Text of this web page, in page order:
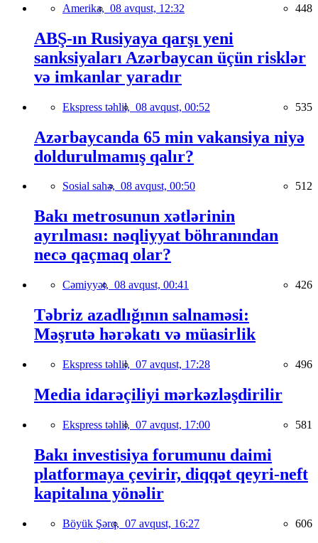
Amerika, 08 avqust, 12:32 448
ABŞ-ın Rusiyaya qarşı yeni
sanksiyaları Azərbaycan üçün risklər
və imkanlar yaradır
Ekspress təhlil, 08 avqust, 00:52 535
Azərbaycanda 65 min vakansiya niyə
doldurulmamış qalır?
Sosial sahə, 08 avqust, 00:50 512
Bakı metrosunun xətlərinin
ayrılması: nəqliyyat böhranından
necə qaçmaq olar?
Cəmiyyət, 08 avqust, 00:41 426
Təbriz azadlığının salnaməsi:
Məşrutə hərəkatı və müasirlik
Ekspress təhlil, 07 avqust, 17:28 496
Media idarəçiliyi mərkəzləşdirilir
Ekspress təhlil, 07 avqust, 17:00 581
Bakı investisiya forumunu daimi
platformaya çevirir, diqqət qeyri-neft
kapitalına yönəlir
Böyük Şərq, 07 avqust, 16:27 606